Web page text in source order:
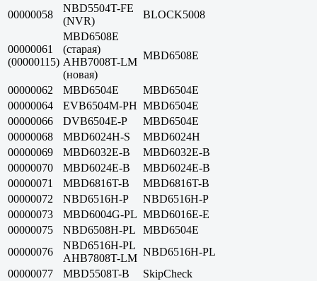
00000058
NBD5504T-FE
(NVR)
BLOCK5008
00000061
(00000115)
MBD6508E
(старая)
AHB7008T-LM
(новая)
MBD6508E
00000062 MBD6504E
MBD6504E
00000064
EVB6504M-PH MBD6504E
00000066
DVB6504E-P
MBD6504E
00000068
MBD6024H-S
MBD6024H
00000069
MBD6032E-B
MBD6032E-B
00000070
MBD6024E-B
MBD6024E-B
00000071
MBD6816T-B
MBD6816T-B
00000072
NBD6516H-P
NBD6516H-P
00000073
MBD6004G-PL MBD6016E-E
00000075
NBD6508H-PL
MBD6504E
00000076
NBD6516H-PL
AHB7808T-LM
NBD6516H-PL
00000077
MBD5508T-B
SkipCheck